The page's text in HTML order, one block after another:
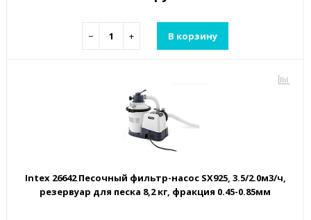
− + В корзину
Intex 26642 Песочный фильтр-насос SX925, 3.5/2.0м3/ч,
резервуар для песка 8,2 кг, фракция 0.45-0.85мм